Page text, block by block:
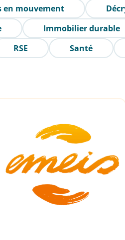
en mouvement
Immobilier durable
RSE
Santé